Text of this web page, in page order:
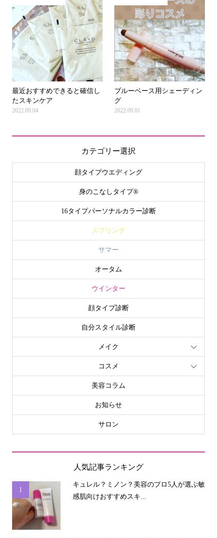
最近おすすめできると確信し
たスキンケア
2022.09.04
ブルーベース用シェーディン
グ
2022.09.01
カテゴリー選択
顔タイプウエディング
身のこなしタイプ®
16タイプパーソナルカラー診断
スプリング
サマー
オータム
ウインター
顔タイプ診断
自分スタイル診断
メイク
コスメ
美容コラム
お知らせ
サロン
人気記事ランキング
1
キュレル？ミノン？美容のプロ5人が選ぶ敏
感肌向けおすすめスキ...